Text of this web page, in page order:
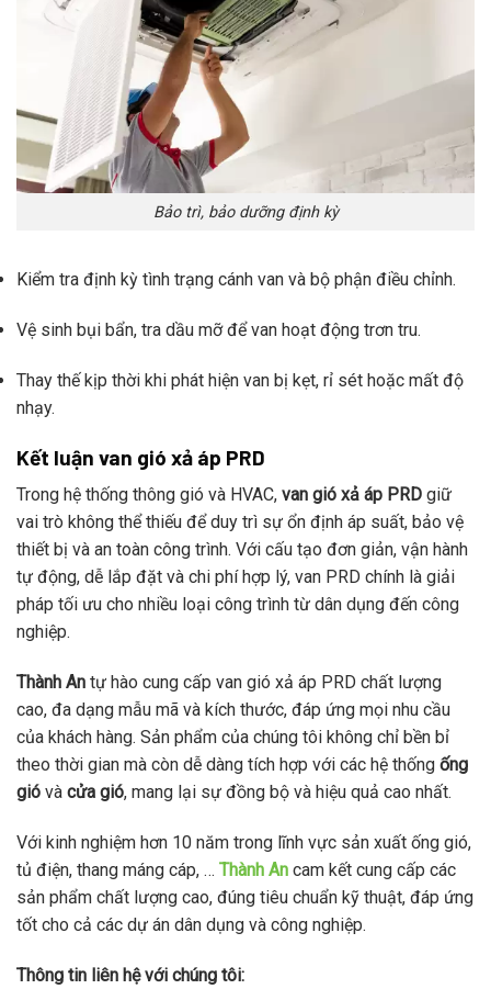
Bảo trì, bảo dưỡng định kỳ
Kiểm tra định kỳ tình trạng cánh van và bộ phận điều chỉnh.
Vệ sinh bụi bẩn, tra dầu mỡ để van hoạt động trơn tru.
Thay thế kịp thời khi phát hiện van bị kẹt, rỉ sét hoặc mất độ
nhạy.
Kết luận van gió xả áp PRD
Trong hệ thống thông gió và HVAC, van gió xả áp PRD giữ
vai trò không thể thiếu để duy trì sự ổn định áp suất, bảo vệ
thiết bị và an toàn công trình. Với cấu tạo đơn giản, vận hành
tự động, dễ lắp đặt và chi phí hợp lý, van PRD chính là giải
pháp tối ưu cho nhiều loại công trình từ dân dụng đến công
nghiệp.
Thành An tự hào cung cấp van gió xả áp PRD chất lượng
cao, đa dạng mẫu mã và kích thước, đáp ứng mọi nhu cầu
của khách hàng. Sản phẩm của chúng tôi không chỉ bền bỉ
theo thời gian mà còn dễ dàng tích hợp với các hệ thống ống
gió và cửa gió, mang lại sự đồng bộ và hiệu quả cao nhất.
Với kinh nghiệm hơn 10 năm trong lĩnh vực sản xuất ống gió,
tủ điện, thang máng cáp, … Thành An cam kết cung cấp các
sản phẩm chất lượng cao, đúng tiêu chuẩn kỹ thuật, đáp ứng
tốt cho cả các dự án dân dụng và công nghiệp.
Thông tin liên hệ với chúng tôi: